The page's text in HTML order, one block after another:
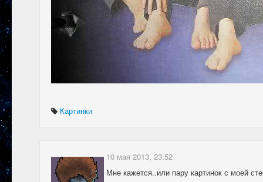
Картинки
10 мая 2013, 23:52
Мне кажется..или пару картинок с моей